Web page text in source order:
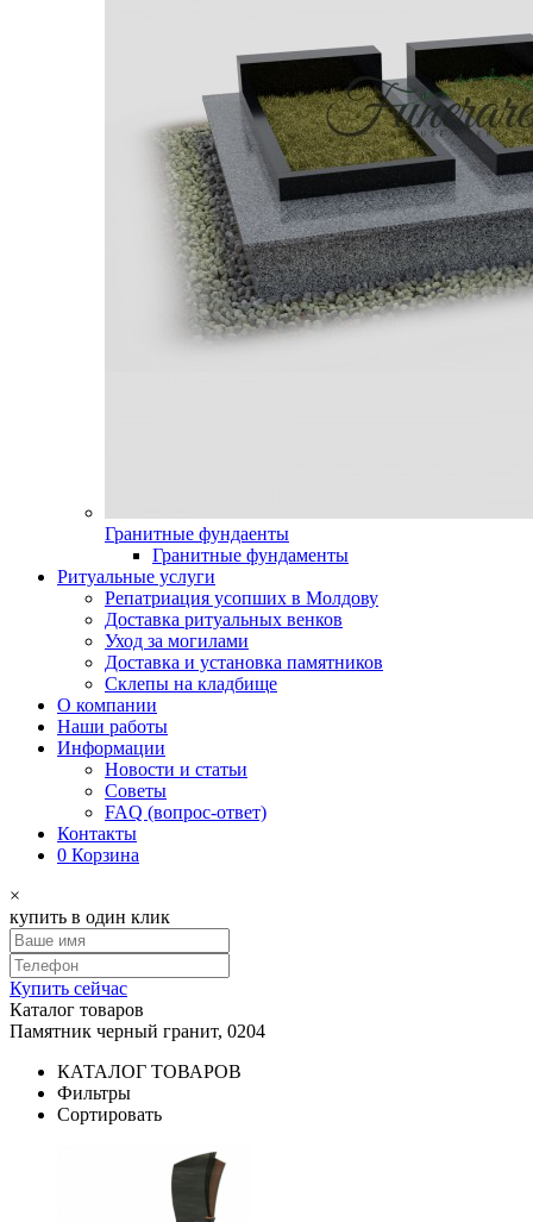
Гранитные фундаенты
Гранитные фундаменты
Ритуальные услуги
Репатриация усопших в Молдову
Доставка ритуальных венков
Уход за могилами
Доставка и установка памятников
Склепы на кладбище
О компании
Наши работы
Информации
Новости и статьи
Советы
FAQ (вопрос-ответ)
Контакты
0 Корзина
×
купить в один клик
Купить сейчас
Каталог товаров
Памятник черный гранит, 0204
КАТАЛОГ ТОВАРОВ
Фильтры
Сортировать